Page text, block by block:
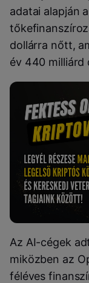
adatai alapján
dollárra nőtt,
év 440 milliárd
Az AI-cégek
miközben az
féléves